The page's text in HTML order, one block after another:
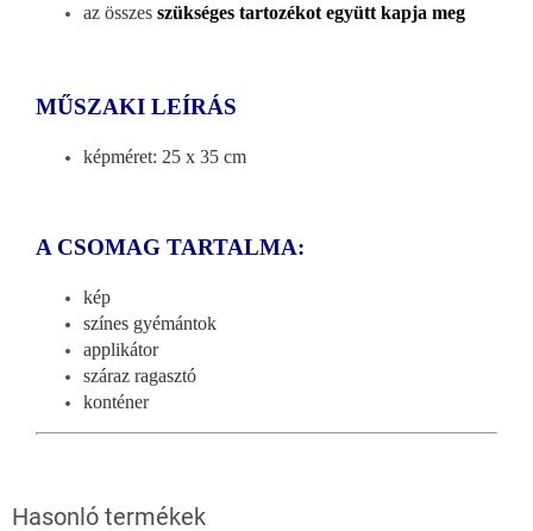
az összes szükséges tartozékot együtt kapja meg
MŰSZAKI LEÍRÁS
képméret: 25 x 35 cm
A CSOMAG TARTALMA:
kép
színes gyémántok
applikátor
száraz ragasztó
konténer